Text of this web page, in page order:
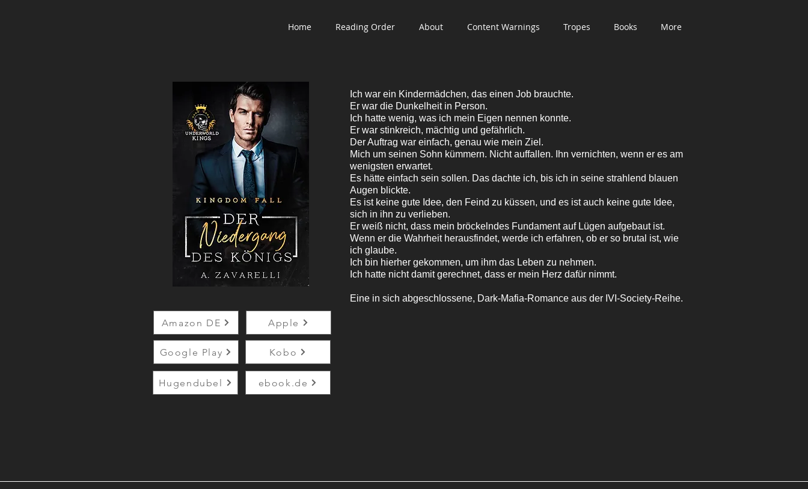
Home Reading Order About Content Warnings Tropes Books More
Amazon DE
Google Play
Apple
Kobo
Hugendubel ebook.de
Ich war ein Kindermädchen, das einen Job brauchte.
Er war die Dunkelheit in Person.
Ich hatte wenig, was ich mein Eigen nennen konnte.
Er war stinkreich, mächtig und gefährlich.
Der Auftrag war einfach, genau wie mein Ziel.
Mich um seinen Sohn kümmern. Nicht auffallen. Ihn vernichten, wenn er es am
wenigsten erwartet.
Es hätte einfach sein sollen. Das dachte ich, bis ich in seine strahlend blauen
Augen blickte.
Es ist keine gute Idee, den Feind zu küssen, und es ist auch keine gute Idee,
sich in ihn zu verlieben.
Er weiß nicht, dass mein bröckelndes Fundament auf Lügen aufgebaut ist.
Wenn er die Wahrheit herausfindet, werde ich erfahren, ob er so brutal ist, wie
ich glaube.
Ich bin hierher gekommen, um ihm das Leben zu nehmen.
Ich hatte nicht damit gerechnet, dass er mein Herz dafür nimmt.
Eine in sich abgeschlossene, Dark-Mafia-Romance aus der IVI-Society-Reihe.